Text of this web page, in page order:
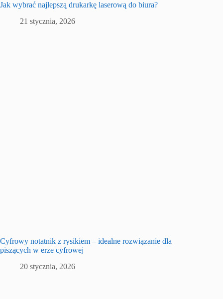
Jak wybrać najlepszą drukarkę laserową do biura?
21 stycznia, 2026
Cyfrowy notatnik z rysikiem – idealne rozwiązanie dla
piszących w erze cyfrowej
20 stycznia, 2026